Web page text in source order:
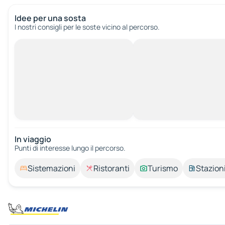
Idee per una sosta
I nostri consigli per le soste vicino al percorso.
In viaggio
Punti di interesse lungo il percorso.
Sistemazioni Ristoranti Turismo